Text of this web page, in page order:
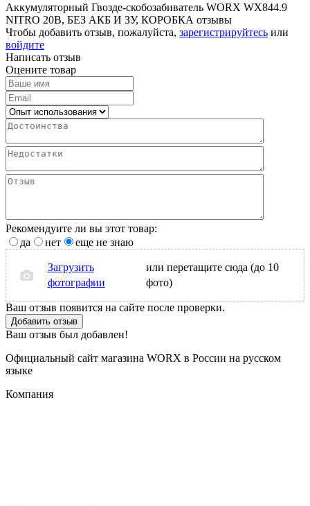
Аккумуляторный Гвозде-скобозабиватель WORX WX844.9
NITRO 20В, БЕЗ АКБ И ЗУ, КОРОБКА отзывы
Чтобы добавить отзыв, пожалуйста, зарегистрируйтесь или
войдите
Написать отзыв
Оцените товар
Рекомендуите ли вы этот товар:
да
нет еще не знаю
Загрузить
фотографии
или перетащите сюда (до 10
фото)
Ваш отзыв появится на сайте после проверки.
Добавить отзыв
Ваш отзыв был добавлен!
Официальный сайт магазина WORX в России на русском
языке
Компания